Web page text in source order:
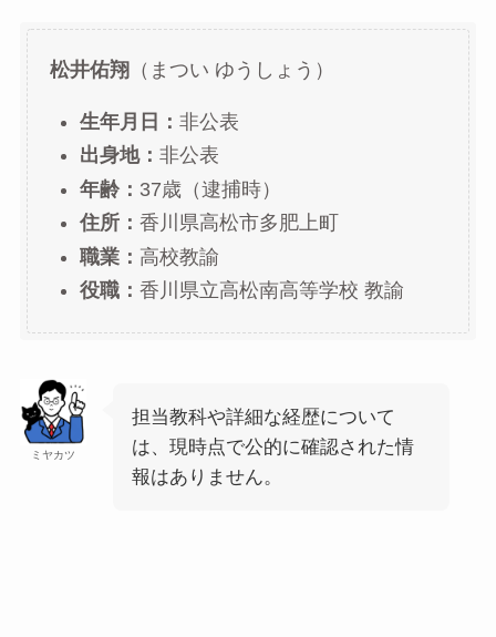
松井佑翔 （まつい ゆうしょう）
生年月日： 非公表
出身地： 非公表
年齢： 37歳（逮捕時）
住所： 香川県高松市多肥上町
職業： 高校教諭
役職： 香川県立高松南高等学校 教諭
ミヤカツ
担当教科や詳細な経歴について
は、現時点で公的に確認された情
報はありません。